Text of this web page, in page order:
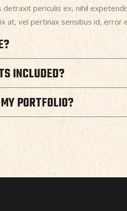
periculis ex, nihil
at, vel pertinax sensibus id, error
INCLUDED?
PORTFOLIO?